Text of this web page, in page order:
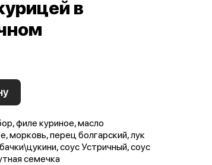
в
филе куриное, масло
морковь, перец болгарский, лук
соус Устричный, соус
семечка